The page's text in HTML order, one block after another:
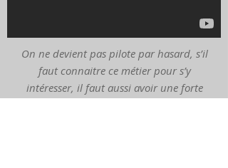
On ne devient pas pilote par hasard, s’il
faut connaitre ce métier pour s’y
intéresser, il faut aussi avoir une forte